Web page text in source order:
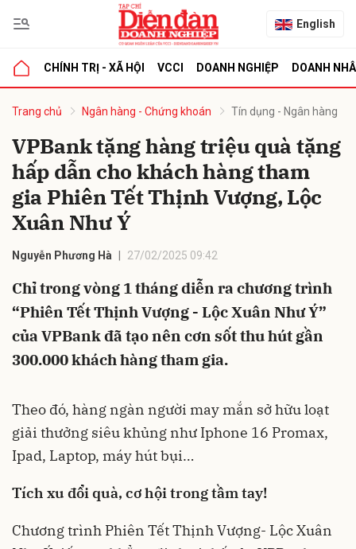
English
CHÍNH TRỊ - XÃ HỘI VCCI DOANH NGHIỆP DOANH
Trang chủ Ngân hàng - Chứng khoán Tín dụng - Ngân hàng
VPBank tặng hàng triệu quà tặng
hấp dẫn cho khách hàng tham
gia Phiên Tết Thịnh Vượng, Lộc
Xuân Như Ý
Nguyễn Phương Hà 27/02/2025 09:42
Chỉ trong vòng 1 tháng diễn ra chương trình
“Phiên Tết Thịnh Vượng - Lộc Xuân Như Ý”
của VPBank đã tạo nên cơn sốt thu hút gần
300.000 khách hàng tham gia.
Theo đó, hàng ngàn người may mắn sở hữu loạt
giải thưởng siêu khủng như Iphone 16 Promax,
Ipad, Laptop, máy hút bụi…
Tích xu đổi quà, cơ hội trong tầm tay!
Chương trình Phiên Tết Thịnh Vượng- Lộc Xuân
luận